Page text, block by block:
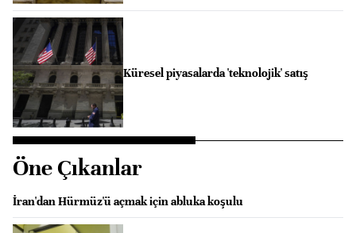
Küresel piyasalarda 'teknolojik' satış
Öne Çıkanlar
İran'dan Hürmüz'ü açmak için abluka koşulu